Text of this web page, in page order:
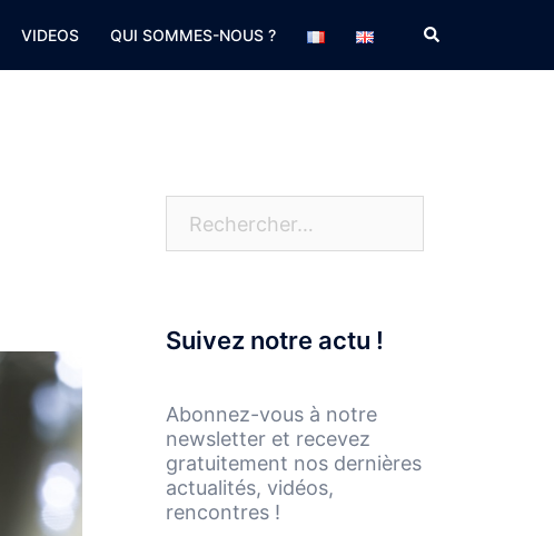
VIDEOS QUI SOMMES-NOUS ? Rechercher
Suivez notre actu !
Abonnez-vous à notre
newsletter et recevez
gratuitement nos dernières
actualités, vidéos,
rencontres !